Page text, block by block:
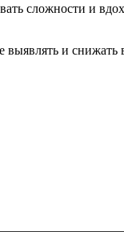
сложности и
и снижать